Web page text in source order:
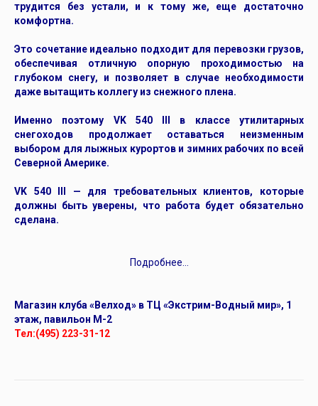
трудится без устали, и к тому же, еще достаточно
комфортна.
Это сочетание идеально подходит для перевозки грузов,
обеспечивая отличную опорную проходимостью на
глубоком снегу, и позволяет в случае необходимости
даже вытащить коллегу из снежного плена.
Именно поэтому VK 540 III в классе утилитарных
снегоходов продолжает оставаться неизменным
выбором для лыжных курортов и зимних рабочих по всей
Северной Америке.
VK 540 III — для требовательных клиентов, которые
должны быть уверены, что работа будет обязательно
сделана.
Подробнее…
Магазин клуба «Велход» в ТЦ «Экстрим-Водный мир», 1
этаж, павильон M-2
Тел:(495) 223-31-12